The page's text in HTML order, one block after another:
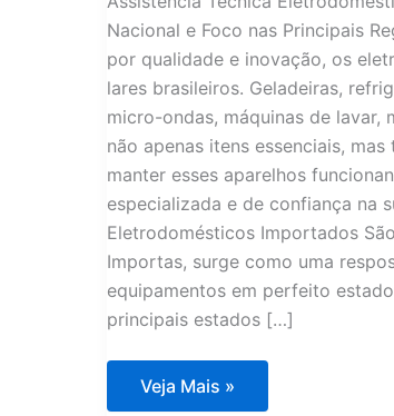
Nacional e Foco nas Principais
por qualidade e inovação, os
lares brasileiros. Geladeiras,
micro-ondas, máquinas de lavar,
não apenas itens essenciais,
manter esses aparelhos
especializada e de confiança na
Eletrodomésticos Importados
Importas, surge como uma
equipamentos em perfeito
principais estados […]
Assistência
Técnica
Veja Mais »